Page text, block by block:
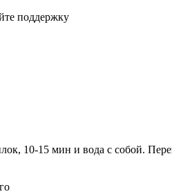
поддержку
10-15 мин и вода с собой.